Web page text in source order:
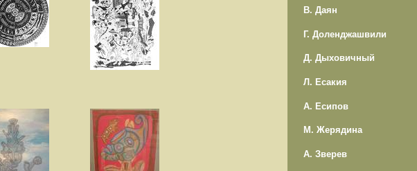
В. Даян
Г. Доленджашвили
Д. Дыховичный
Л. Есакия
А. Есипов
М. Жерядина
А. Зверев